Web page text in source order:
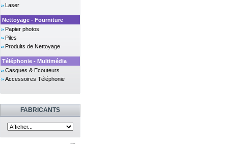
Laser
Nettoyage - Fourniture
Papier photos
Piles
Produits de Nettoyage
Téléphonie - Multimédia
Casques & Ecouteurs
Accessoires Téléphonie
FABRICANTS